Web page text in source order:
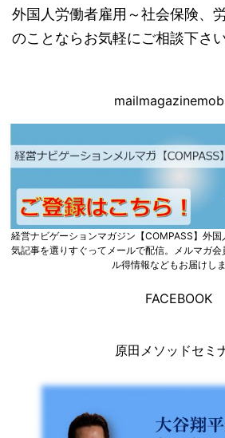
外国人労働者雇用～社会保険、
のことならお気軽にご相談下さい
経営ナビゲーションマガジン【COMPASS】外国
気記事を選りすぐってメールで配信。メルマガ
ル得情報などもお届けしま
FACEBOOK
原田メソッドセミ